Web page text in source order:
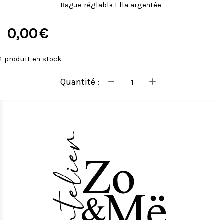
Bague réglable Ella argentée
0,00€
1 produit en stock
Quantité :